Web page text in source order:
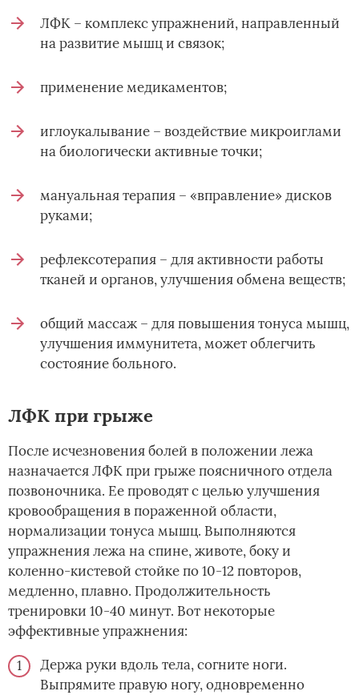
ЛФК – комплекс упражнений, направленный
на развитие мышц и связок;
применение медикаментов;
иглоукалывание – воздействие микроиглами
на биологически активные точки;
мануальная терапия – «вправление» дисков
руками;
рефлексотерапия – для активности работы
тканей и органов, улучшения обмена веществ;
общий массаж – для повышения тонуса мышц,
улучшения иммунитета, может облегчить
состояние больного.
ЛФК при грыже
После исчезновения болей в положении лежа
назначается ЛФК при грыже поясничного отдела
позвоночника. Ее проводят с целью улучшения
кровообращения в пораженной области,
нормализации тонуса мышц. Выполняются
упражнения лежа на спине, животе, боку и
коленно-кистевой стойке по 10-12 повторов,
медленно, плавно. Продолжительность
тренировки 10-40 минут. Вот некоторые
эффективные упражнения:
Держа руки вдоль тела, согните ноги.
Выпрямите правую ногу, одновременно